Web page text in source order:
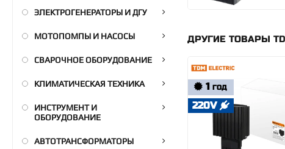
ДРУГИЕ ТОВАРЫ
1 ГОД
220V
ЭЛЕКТРОГЕНЕРАТОРЫ И ДГУ
МОТОПОМПЫ И НАСОСЫ
СВАРОЧНОЕ ОБОРУДОВАНИЕ
КЛИМАТИЧЕСКАЯ ТЕХНИКА
ИНСТРУМЕНТ И
ОБОРУДОВАНИЕ
АВТОТРАНСФОРМАТОРЫ